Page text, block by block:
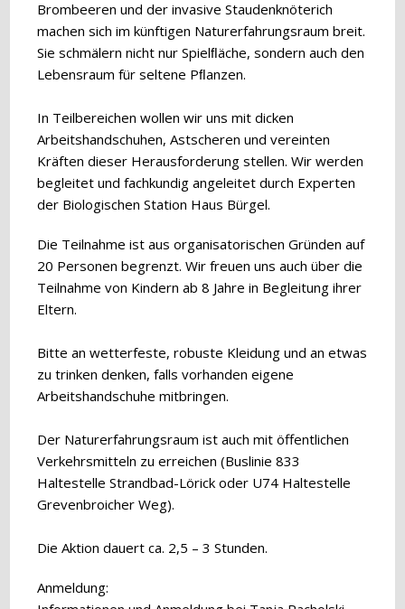
Brombeeren und der invasive Staudenknöterich
machen sich im künftigen Naturerfahrungsraum breit.
Sie schmälern nicht nur Spielﬂäche, sondern auch den
Lebensraum für seltene Pﬂanzen.
In Teilbereichen wollen wir uns mit dicken
Arbeitshandschuhen, Astscheren und vereinten
Kräften dieser Herausforderung stellen. Wir werden
begleitet und fachkundig angeleitet durch Experten
der Biologischen Station Haus Bürgel.
Die Teilnahme ist aus organisatorischen Gründen auf
20 Personen begrenzt. Wir freuen uns auch über die
Teilnahme von Kindern ab 8 Jahre in Begleitung ihrer
Eltern.
Bitte an wetterfeste, robuste Kleidung und an etwas
zu trinken denken, falls vorhanden eigene
Arbeitshandschuhe mitbringen.
Der Naturerfahrungsraum ist auch mit öffentlichen
Verkehrsmitteln zu erreichen (Buslinie 833
Haltestelle Strandbad-Lörick oder U74 Haltestelle
Grevenbroicher Weg).
Die Aktion dauert ca. 2,5 – 3 Stunden.
Anmeldung: